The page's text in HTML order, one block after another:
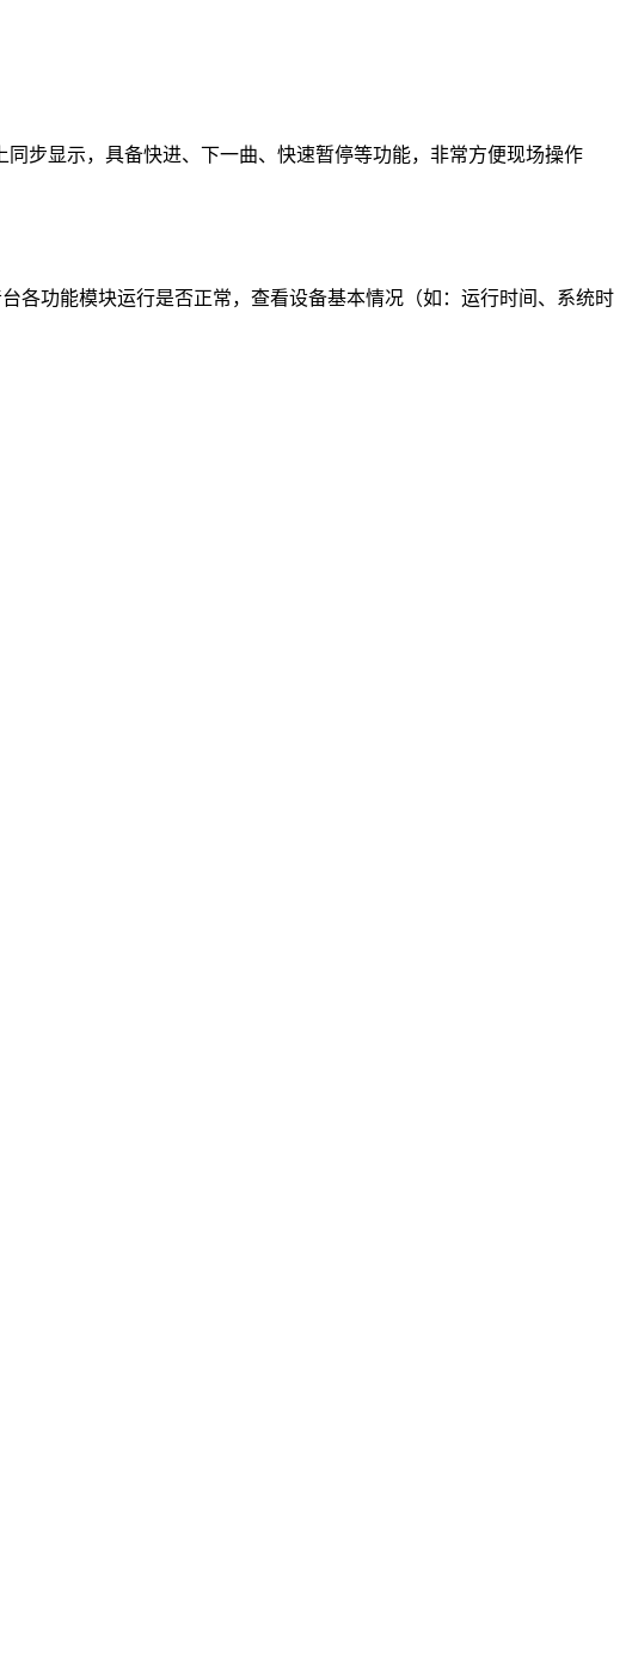
步显示，具备快进、下一曲、快速暂停等功能，非常方便现场操作
各功能模块运行是否正常，查看设备基本情况（如：运行时间、系统时